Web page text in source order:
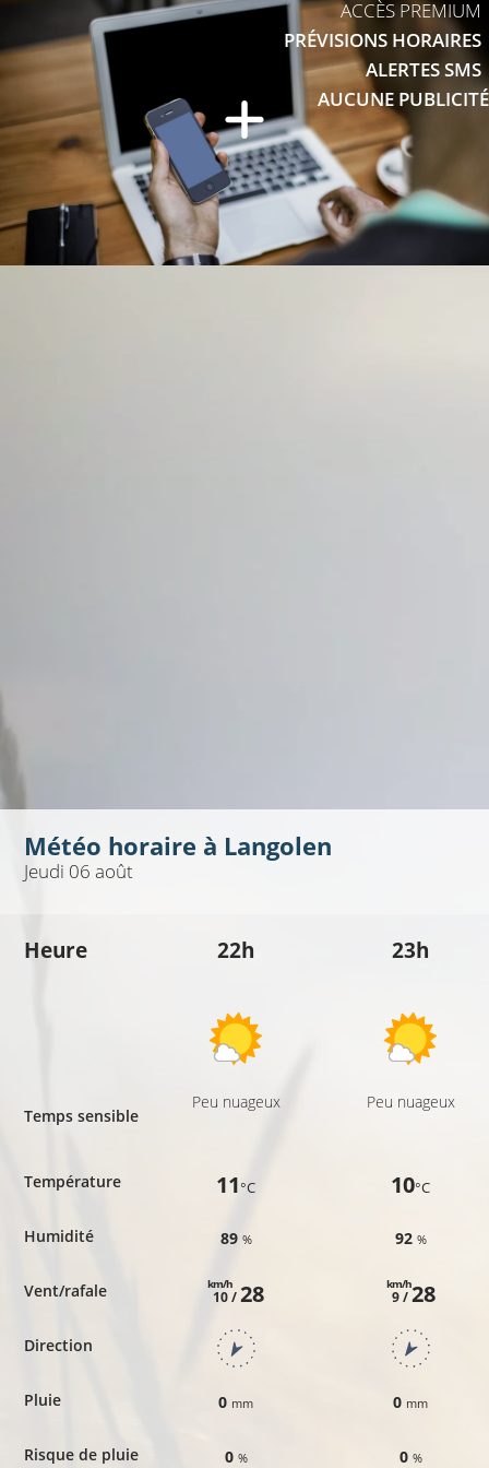
ACCÈS PREMIUM
PRÉVISIONS HORAIRES
ALERTES SMS
AUCUNE PUBLICITÉ
Météo horaire à Langolen
Jeudi 06 août
Heure
Temps sensible
Température
Humidité
Vent/rafale
Direction
Pluie
Risque de pluie
22h
Peu nuageux
11°C
89 %
10 /
km/h 28
0 mm
0 %
23h
Peu nuageux
10°C
92 %
9 /
km/h28
0 mm
0 %